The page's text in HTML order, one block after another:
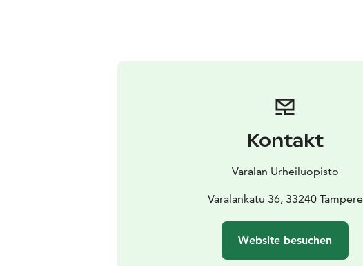
Kontakt
Varalan Urheiluopisto
Varalankatu 36, 33240 Tampere
Website besuchen